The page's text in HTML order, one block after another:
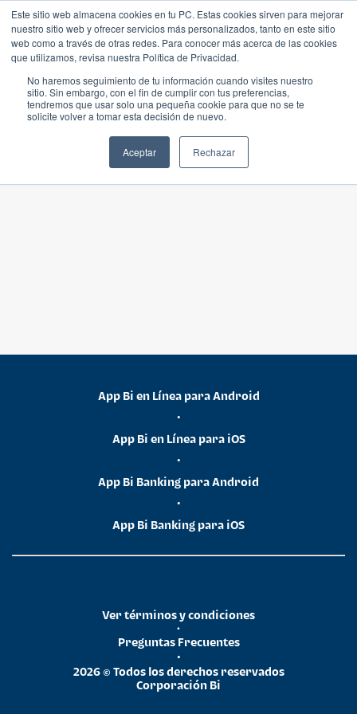
Este sitio web almacena cookies en tu PC. Estas cookies sirven para mejorar
nuestro sitio web y ofrecer servicios más personalizados, tanto en este sitio
web como a través de otras redes. Para conocer más acerca de las cookies
que utilizamos, revisa nuestra Política de Privacidad.
No haremos seguimiento de tu información cuando visites nuestro
sitio. Sin embargo, con el fin de cumplir con tus preferencias,
tendremos que usar solo una pequeña cookie para que no se te
solicite volver a tomar esta decisión de nuevo.
Aceptar Rechazar
App Bi en Línea para Android
•
App Bi en Línea para iOS
•
App Bi Banking para Android
•
App Bi Banking para iOS
2026 © Todos los derechos reservados
Corporación Bi
•
Preguntas Frecuentes
•
Ver términos y condiciones